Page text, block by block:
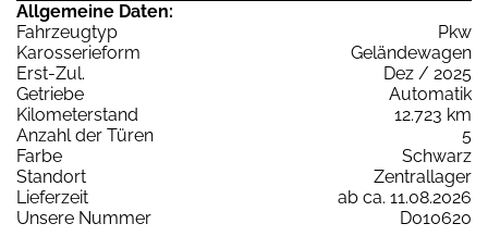
Allgemeine Daten:
Fahrzeugtyp
Pkw
Karosserieform
Geländewagen
Erst-Zul.
Dez / 2025
Getriebe
Automatik
Kilometerstand
12.723 km
Anzahl der Türen
5
Farbe
Schwarz
Standort
Zentrallager
Lieferzeit
ab ca. 11.08.2026
Unsere Nummer
D010620